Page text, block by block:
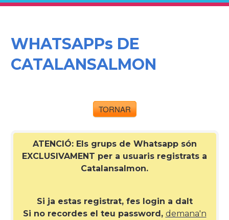
WHATSAPPs DE
CATALANSALMON
TORNAR
ATENCIÓ: Els grups de Whatsapp són
EXCLUSIVAMENT per a usuaris registrats a
Catalansalmon.
Si ja estas registrat, fes login a dalt
Si no recordes el teu password, demana'n